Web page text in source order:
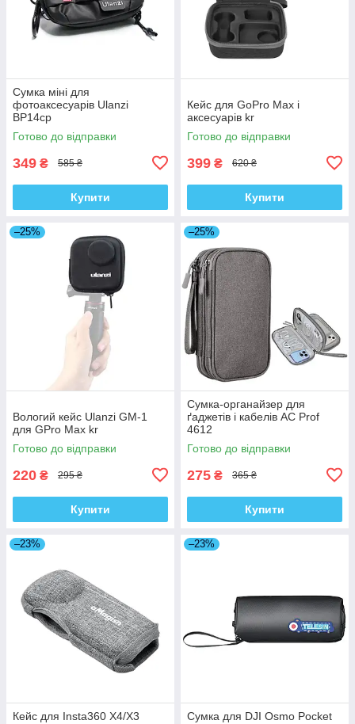
Сумка міні для
фотоаксесуарів Ulanzi
BP14cp
Готово до відправки
349 ₴ 585 ₴
Купити
Кейс для GoPro Max і
аксесуарів kr
Готово до відправки
399 ₴ 620 ₴
Купити
–25%
Вологий кейс Ulanzi GM-1
для GPro Max kr
Готово до відправки
220 ₴ 295 ₴
Купити
–25%
Сумка-органайзер для
ґаджетів і кабелів AC Prof
4612
Готово до відправки
275 ₴ 365 ₴
Купити
–23%
Кейс для Insta360 X4/X3
–23%
Сумка для DJI Osmo Pocket